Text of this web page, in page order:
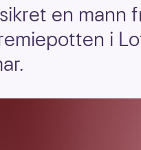
en mann
i